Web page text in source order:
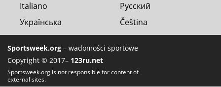
Italiano
Русский
Українська
Čeština
Sportsweek.org – wadomości sportowe
Copyright © 2017– 123ru.net
Sportsweek.org is not responsible for content of
external sites.